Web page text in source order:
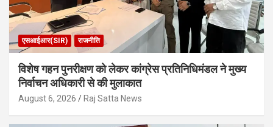
एसआईआर(SIR) राजनीति
विशेष गहन पुनरीक्षण को लेकर कांग्रेस प्रतिनिधिमंडल ने मुख्य
निर्वाचन अधिकारी से की मुलाकात
August 6, 2026 Raj Satta News